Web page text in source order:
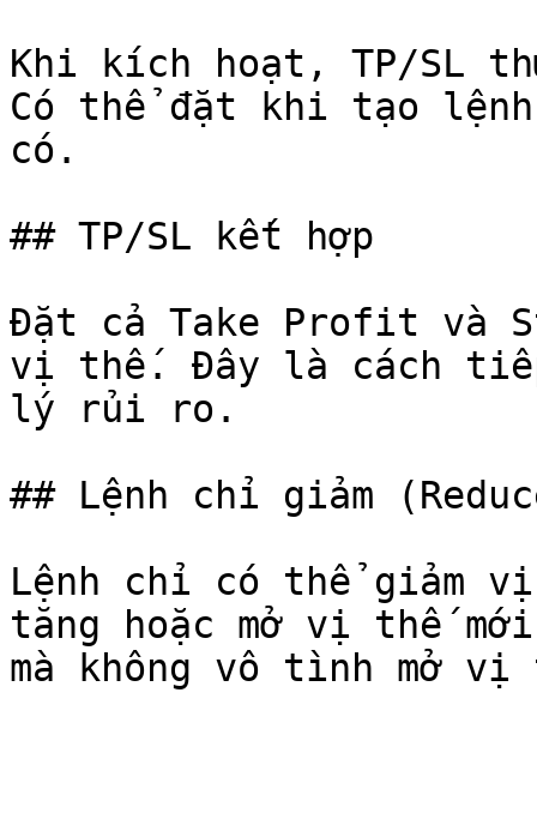
Khi kích hoạt, TP/SL
Có thể đặt khi tạo
có.
## TP/SL kết hợp
Đặt cả Take Profit và
vị thế. Đây là cách tiếp
lý rủi ro.
## Lệnh chỉ giảm
Lệnh chỉ có thể giảm
tăng hoặc mở vị thế